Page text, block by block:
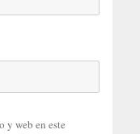
y web en este